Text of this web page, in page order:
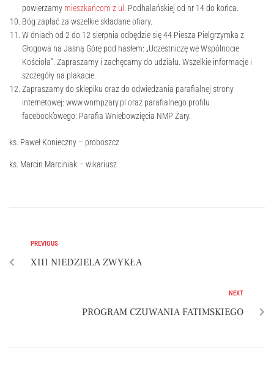
powierzamy mieszkańcom z ul.
Podhalańskiej od nr 14 do końca.
Bóg zapłać za wszelkie składane ofiary.
W dniach od 2 do 12 sierpnia odbędzie się 44 Piesza Pielgrzymka z
Głogowa na Jasną Górę pod hasłem: „Uczestniczę we Wspólnocie
Kościoła”. Zapraszamy i zachęcamy do udziału. Wszelkie informacje i
szczegóły na plakacie.
Zapraszamy do sklepiku oraz do odwiedzania parafialnej strony
internetowej: www.wnmpzary.pl oraz parafialnego profilu
facebook’owego: Parafia Wniebowzięcia NMP Żary.
ks. Paweł Konieczny – proboszcz
ks. Marcin Marciniak – wikariusz
PREVIOUS
XIII NIEDZIELA ZWYKŁA
NEXT
PROGRAM CZUWANIA FATIMSKIEGO